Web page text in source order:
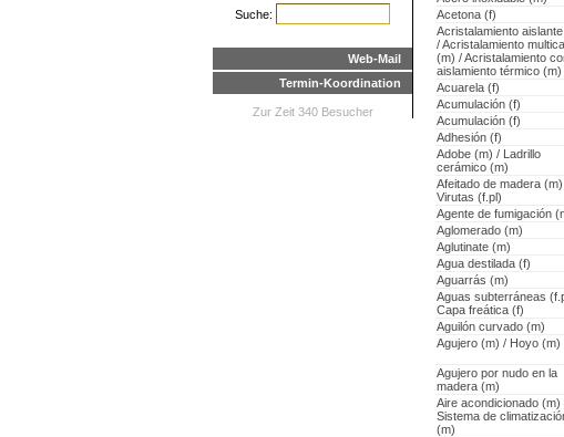
Suche:
Web-Mail
Termin-Koordination
Zur Zeit 340 Besucher
Acetona (f)
Acristalamiento
/ Acristalamiento
(m) / Acristalamiento
aislamiento térmico (m)
Acuarela (f)
Acumulación (f)
Acumulación (f)
Adhesión (f)
Adobe (m) / Ladrillo
cerámico (m)
Afeitado de madera
Virutas (f.pl)
Agente de fumigación
Aglomerado (m)
Aglutinate (m)
Agua destilada (f)
Aguarrás (m)
Aguas subterráneas
Capa freática (f)
Aguilón curvado (m)
Agujero (m) / Hoyo (m)
Agujero por nudo en la
madera (m)
Aire acondicionado (m)
Sistema de
(m)